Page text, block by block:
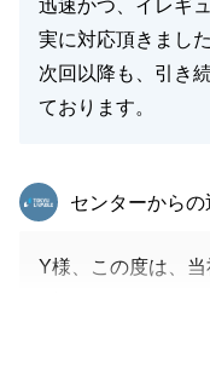
迅速かつ、イレギ
実に対応頂きました
次回以降も、引き
ております。
東急リバブル
センターからの
Y様、この度は、
ができ、非常に嬉